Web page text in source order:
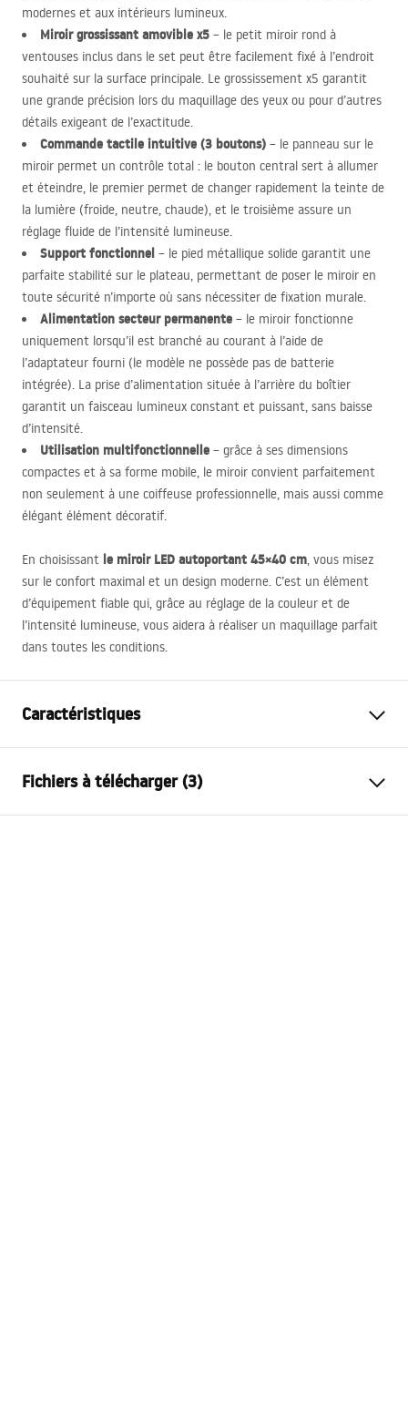
modernes et aux intérieurs lumineux.
Miroir grossissant amovible x5 – le petit miroir rond à
ventouses inclus dans le set peut être facilement fixé à l’endroit
souhaité sur la surface principale. Le grossissement x5 garantit
une grande précision lors du maquillage des yeux ou pour d’autres
détails exigeant de l’exactitude.
Commande tactile intuitive (3 boutons) – le panneau sur le
miroir permet un contrôle total : le bouton central sert à allumer
et éteindre, le premier permet de changer rapidement la teinte de
la lumière (froide, neutre, chaude), et le troisième assure un
réglage fluide de l’intensité lumineuse.
Support fonctionnel – le pied métallique solide garantit une
parfaite stabilité sur le plateau, permettant de poser le miroir en
toute sécurité n’importe où sans nécessiter de fixation murale.
Alimentation secteur permanente – le miroir fonctionne
uniquement lorsqu’il est branché au courant à l’aide de
l’adaptateur fourni (le modèle ne possède pas de batterie
intégrée). La prise d’alimentation située à l’arrière du boîtier
garantit un faisceau lumineux constant et puissant, sans baisse
d’intensité.
Utilisation multifonctionnelle – grâce à ses dimensions
compactes et à sa forme mobile, le miroir convient parfaitement
non seulement à une coiffeuse professionnelle, mais aussi comme
élégant élément décoratif.
En choisissant le miroir LED autoportant 45×40 cm, vous misez
sur le confort maximal et un design moderne. C’est un élément
d’équipement fiable qui, grâce au réglage de la couleur et de
l’intensité lumineuse, vous aidera à réaliser un maquillage parfait
dans toutes les conditions.
Caractéristiques
Largeur
Profondeur
30mm
Fichiers à télécharger (3)